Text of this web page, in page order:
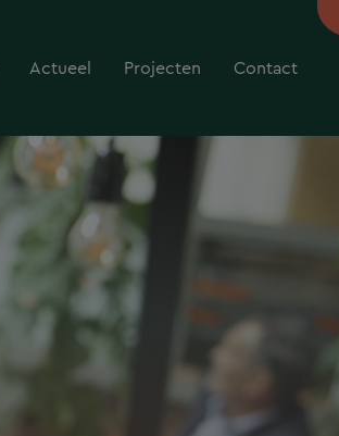
Actueel Projecten Contact